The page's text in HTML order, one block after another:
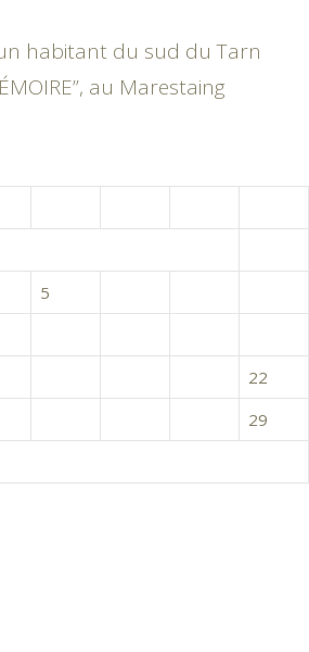
habitant du sud du Tarn
au Marestaing
5
22
29